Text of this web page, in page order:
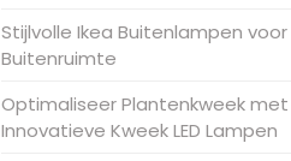
Stijlvolle Ikea Buitenlampen
Buitenruimte
Optimaliseer Plantenkweek met
Innovatieve Kweek LED Lampen